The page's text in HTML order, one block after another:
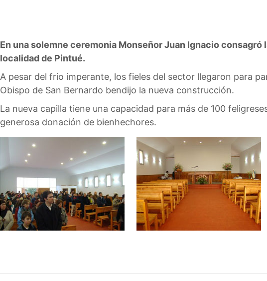
En una solemne ceremonia Monseñor Juan Ignacio consagró
localidad de Pintué.
A pesar del frio imperante, los fieles del sector llegaron para
Obispo de San Bernardo bendijo la nueva construcción.
La nueva capilla tiene una capacidad para más de 100
generosa donación de bienhechores.